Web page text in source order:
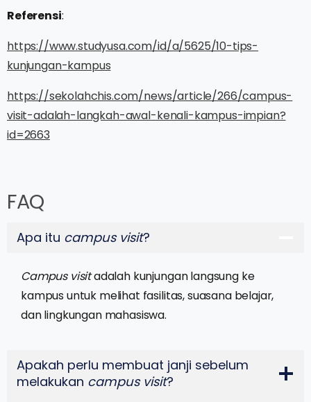
Referensi:
https://www.studyusa.com/id/a/5625/10-tips-
kunjungan-kampus
https://sekolahchis.com/news/article/266/campus-
visit-adalah-langkah-awal-kenali-kampus-impian?
id=2663
FAQ
Apa itu campus visit?
Campus visitadalah kunjungan langsung ke
kampus untuk melihat fasilitas, suasana belajar,
dan lingkungan mahasiswa.
Apakah perlu membuat janji sebelum
melakukan campus visit?